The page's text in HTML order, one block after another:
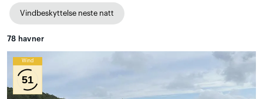
Vindbeskyttelse neste natt
78 havner
Wind
51